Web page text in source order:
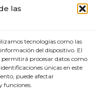
las
tecnologías como las
del dispositivo. El
permitirá procesar datos como
únicas en este
puede afectar
funciones.